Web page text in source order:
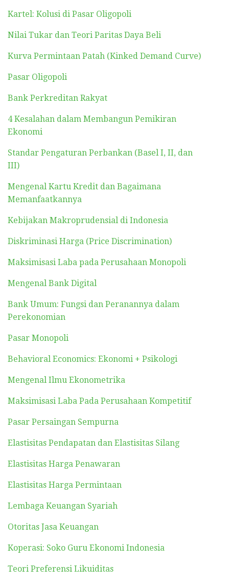
Kartel: Kolusi di Pasar Oligopoli
Nilai Tukar dan Teori Paritas Daya Beli
Kurva Permintaan Patah (Kinked Demand Curve)
Pasar Oligopoli
Bank Perkreditan Rakyat
4 Kesalahan dalam Membangun Pemikiran
Ekonomi
Standar Pengaturan Perbankan (Basel I, II, dan
III)
Mengenal Kartu Kredit dan Bagaimana
Memanfaatkannya
Kebijakan Makroprudensial di Indonesia
Diskriminasi Harga (Price Discrimination)
Maksimisasi Laba pada Perusahaan Monopoli
Mengenal Bank Digital
Bank Umum: Fungsi dan Peranannya dalam
Perekonomian
Pasar Monopoli
Behavioral Economics: Ekonomi + Psikologi
Mengenal Ilmu Ekonometrika
Maksimisasi Laba Pada Perusahaan Kompetitif
Pasar Persaingan Sempurna
Elastisitas Pendapatan dan Elastisitas Silang
Elastisitas Harga Penawaran
Elastisitas Harga Permintaan
Lembaga Keuangan Syariah
Otoritas Jasa Keuangan
Koperasi: Soko Guru Ekonomi Indonesia
Teori Preferensi Likuiditas